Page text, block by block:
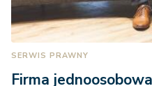
SERWIS PRAWNY
Firma